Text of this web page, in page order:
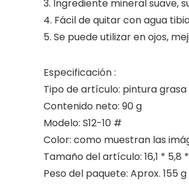
3. Ingrediente mineral suave,
4. Fácil de quitar con agua
5. Se puede utilizar en ojos,
Especificación :
Tipo de artículo: pintura grasa
Contenido neto: 90 g
Modelo: S12-10 #
Color: como muestran las
Tamaño del artículo: 16,1 * 5,8
Peso del paquete: Aprox. 155 g